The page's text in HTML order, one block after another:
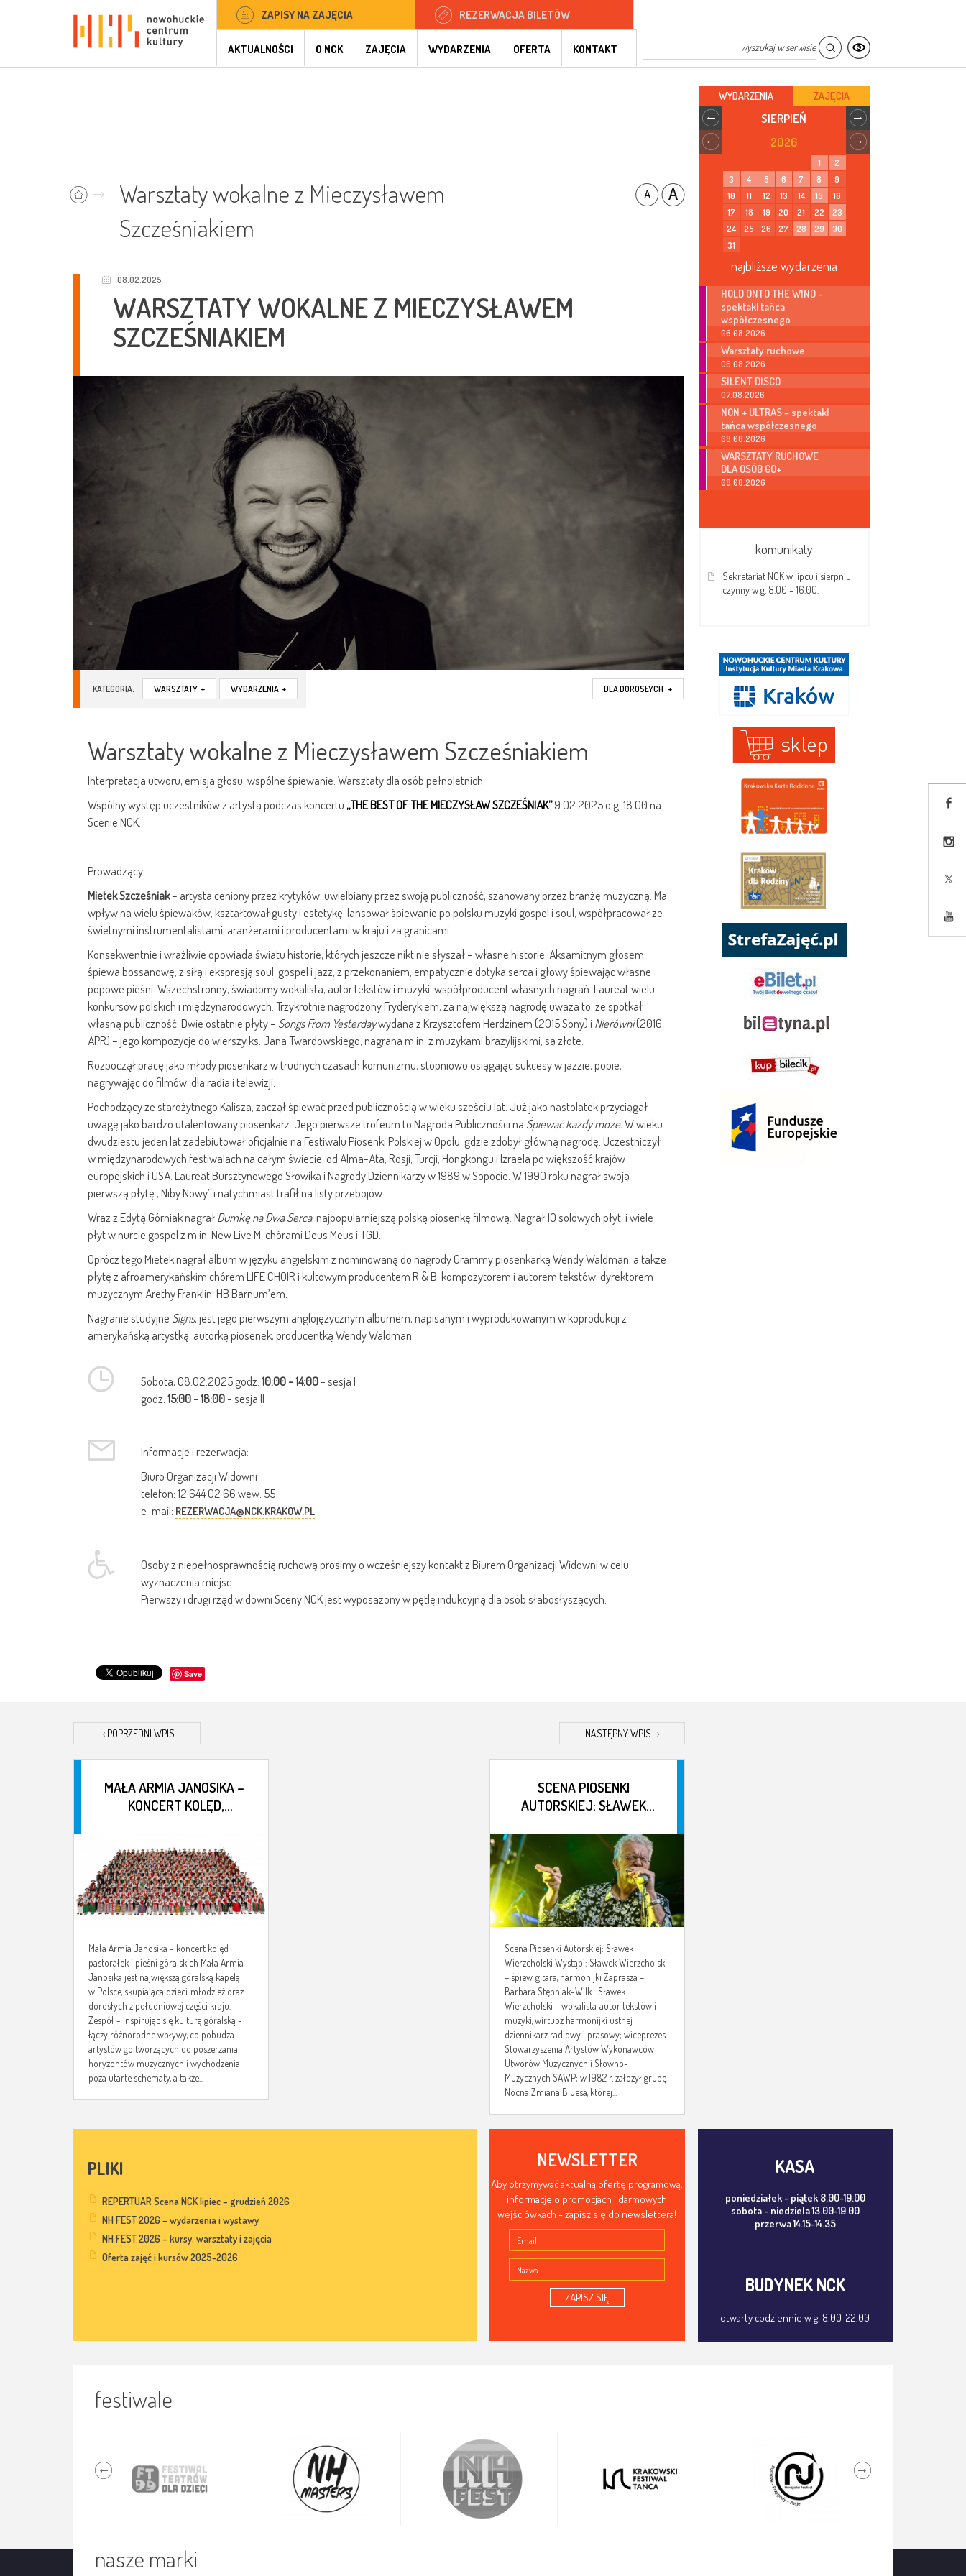
ZAPISY NA ZAJĘCIA REZERWACJA BILETÓW
AKTUALNOŚCI O NCK ZAJĘCIA WYDARZENIA OFERTA KONTAKT
Warsztaty wokalne z Mieczysławem
Szcześniakiem
08.02.2025
WARSZTATY WOKALNE Z MIECZYSŁAWEM
SZCZEŚNIAKIEM
KATEGORIA: WARSZTATY + WYDARZENIA + DLA DOROSŁYCH +
Warsztaty wokalne z Mieczysławem Szcześniakiem
Interpretacja utworu, emisja głosu, wspólne śpiewanie. Warsztaty dla osób pełnoletnich.
Wspólny występ uczestników z artystą podczas koncertu „THE BEST OF THE MIECZYSŁAW SZCZEŚNIAK”9.02.2025 o g. 18.00 na
Scenie NCK.
Prowadzący:
Mietek Szcześniak– artysta ceniony przez krytyków, uwielbiany przez swoją publiczność, szanowany przez branżę muzyczną. Ma
wpływ na wielu śpiewaków, kształtował gusty i estetykę, lansował śpiewanie po polsku muzyki gospel i soul, współpracował ze
świetnymi instrumentalistami, aranżerami i producentami w kraju i za granicami.
Konsekwentnie i wrażliwie opowiada światu historie, których jeszcze nikt nie słyszał – własne historie. Aksamitnym głosem
śpiewa bossanowę, z siłą i ekspresją soul, gospel i jazz, z przekonaniem, empatycznie dotyka serca i głowy śpiewając własne
popowe pieśni. Wszechstronny, świadomy wokalista, autor tekstów i muzyki, współproducent własnych nagrań. Laureat wielu
konkursów polskich i międzynarodowych. Trzykrotnie nagrodzony Fryderykiem, za największą nagrodę uważa to, że spotkał
własną publiczność. Dwie ostatnie płyty – Songs From Yesterdaywydana z Krzysztofem Herdzinem (2015 Sony) i Nierówni(2016
APR) – jego kompozycje do wierszy ks. Jana Twardowskiego, nagrana m.in. z muzykami brazylijskimi, są złote.
Rozpoczął pracę jako młody piosenkarz w trudnych czasach komunizmu, stopniowo osiągając sukcesy w jazzie, popie,
nagrywając do filmów, dla radia i telewizji.
Pochodzący ze starożytnego Kalisza, zaczął śpiewać przed publicznością w wieku sześciu lat. Już jako nastolatek przyciągał
uwagę jako bardzo utalentowany piosenkarz. Jego pierwsze trofeum to Nagroda Publiczności na Śpiewać każdy może.W wieku
dwudziestu jeden lat zadebiutował oficjalnie na Festiwalu Piosenki Polskiej w Opolu, gdzie zdobył główną nagrodę. Uczestniczył
w międzynarodowych festiwalach na całym świecie, od Alma-Ata, Rosji, Turcji, Hongkongu i Izraela po większość krajów
europejskich i USA. Laureat Bursztynowego Słowika i Nagrody Dziennikarzy w 1989 w Sopocie. W 1990 roku nagrał swoją
pierwszą płytę ,,Niby Nowy” i natychmiast trafił na listy przebojów.
Wraz z Edytą Górniak nagrałDumkę na Dwa Serca, najpopularniejszą polską piosenkę filmową. Nagrał 10 solowych płyt, i wiele
płyt w nurcie gospel z m.in. New Live M, chórami Deus Meus i TGD.
Oprócz tego Mietek nagrał album w języku angielskim z nominowaną do nagrody Grammy piosenkarką Wendy Waldman, a także
płytę z afroamerykańskim chórem LIFE CHOIR i kultowym producentem R & B, kompozytorem i autorem tekstów, dyrektorem
muzycznym Arethy Franklin, HB Barnum’em.
Nagranie studyjne Signs, jest jego pierwszym anglojęzycznym albumem, napisanym i wyprodukowanym w koprodukcji z
amerykańską artystką, autorką piosenek, producentką Wendy Waldman.
Sobota,08.02.2025godz.10:00 - 14:00- sesja I
godz.15:00 - 18:00- sesja II
Informacje i rezerwacja:
Biuro Organizacji Widowni
telefon: 12 644 02 66 wew. 55
e-mail: REZERWACJA@NCK.KRAKOW.PL
Osoby z niepełnosprawnością ruchową prosimy o wcześniejszy kontakt z Biurem Organizacji Widowni w celu
wyznaczenia miejsc.
Pierwszy i drugi rząd widowni Sceny NCK jest wyposażony w pętlę indukcyjną dla osób słabosłyszących.
Save
WYDARZENIA ZAJĘCIA
SIERPIEŃ
2026
1
2
3
4 5 6 7 8
9
10
11 12 13 14 15
16
17
18 19 20 21 22
23
24
25 26 27 28 29
30
31
najbliższe wydarzenia
HOLD ONTO THE WIND –
spektakl tańca
współczesnego
06.08.2026
Warsztaty ruchowe
06.08.2026
SILENT DISCO
07.08.2026
NON + ULTRAS – spektakl
tańca współczesnego
08.08.2026
WARSZTATY RUCHOWE
DLA OSÓB 60+
08.08.2026
komunikaty
Sekretariat NCK w lipcu i sierpniu
czynny w g. 8.00 – 16.00.
‹ POPRZEDNI WPIS
MAŁA ARMIA JANOSIKA –
KONCERT KOLĘD,
Mała Armia Janosika - koncert kolęd,
pastorałek i pieśni góralskich Mała Armia
Janosika jest największą góralską kapelą
w Polsce, skupiającą dzieci, młodzież oraz
dorosłych z południowej części kraju.
Zespół - inspirując się kulturą góralską -
łączy różnorodne wpływy, co pobudza
artystów go tworzących do poszerzania
horyzontów muzycznych i wychodzenia
poza utarte schematy, a także...
NASTĘPNY WPIS ›
SCENA PIOSENKI
AUTORSKIEJ: SŁAWEK
Scena Piosenki Autorskiej: Sławek
Wierzcholski Wystąpi: Sławek Wierzcholski
– śpiew, gitara, harmonijki Zaprasza –
Barbara Stępniak-Wilk Sławek
Wierzcholski – wokalista, autor tekstów i
muzyki, wirtuoz harmonijki ustnej,
dziennikarz radiowy i prasowy; wiceprezes
Stowarzyszenia Artystów Wykonawców
Utworów Muzycznych i Słowno-
Muzycznych SAWP; w 1982 r. założył grupę
Nocna Zmiana Bluesa, której...
PLIKI
REPERTUAR Scena NCK lipiec – grudzień 2026
NH FEST 2026 – wydarzenia i wystawy
NH FEST 2026 – kursy, warsztaty i zajęcia
Oferta zajęć i kursów 2025-2026
NEWSLETTER
Aby otrzymywać aktualną ofertę programową,
informacje o promocjach i darmowych
wejściówkach - zapisz się do newslettera!
ZAPISZ SIĘ
KASA
poniedziałek - piątek 8.00-19.00
sobota - niedziela 13.00-19.00
przerwa 14.15-14.35
BUDYNEK NCK
otwarty codziennie w g. 8.00-22.00
festiwale
nasze marki